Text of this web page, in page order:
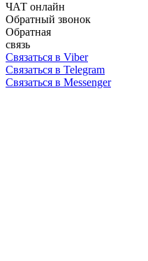
ЧАТ онлайн
Обратный звонок
Обратная
связь
Связаться в Viber
Связаться в Telegram
Связаться в Messenger